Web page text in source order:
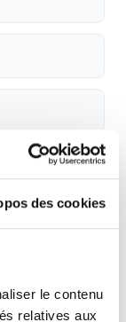
des cookies
le contenu
relatives aux